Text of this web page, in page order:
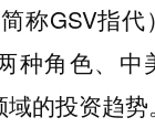
简称GSV指
种角色、中
的投资趋势。